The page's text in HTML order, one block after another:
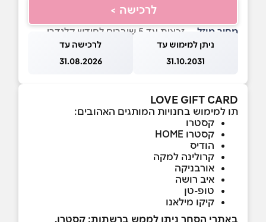
לרכישה >
מחיר מוזל — זכאות עד 5 שוברים לחודש קלנדרי
ניתן למימוש עד
31.10.2031
לרכישה עד
31.08.2026
LOVE GIFT CARD
תו למימוש בחנויות המותגים האהובים:
קסטרו
קסטרו HOME
הודיס
קרולינה למקה
אורבניקה
איב רושה
טופ-טן
קיקו מילאנו
באתרי הסחר ניתן לממש ברשתות: קסטרו,